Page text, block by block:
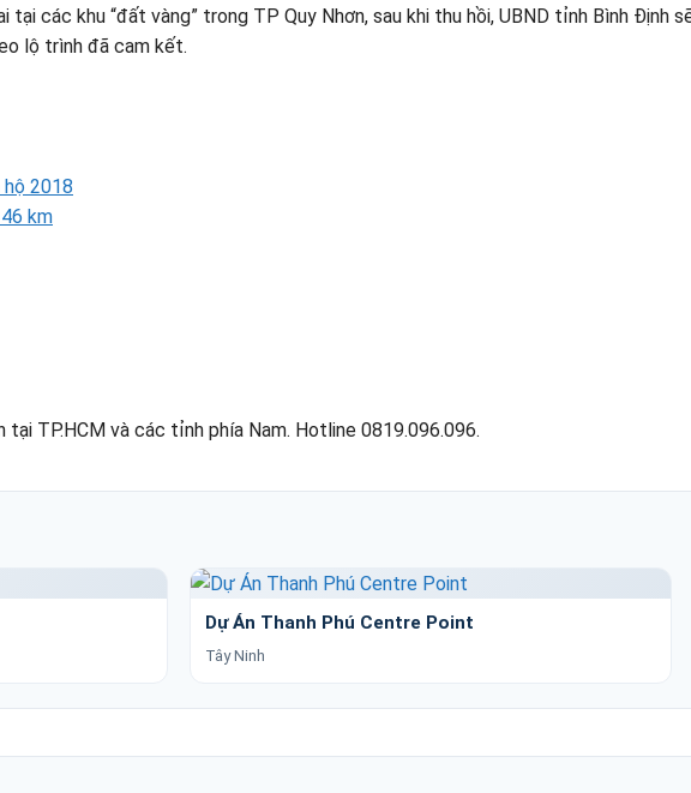
các khu “đất vàng” trong TP Quy Nhơn, sau khi thu hồi, UBND tỉnh Bình Định
lộ trình đã cam kết.
hộ 2018
km
TP.HCM và các tỉnh phía Nam. Hotline 0819.096.096.
Dự Án Thanh Phú Centre Point
Tây Ninh